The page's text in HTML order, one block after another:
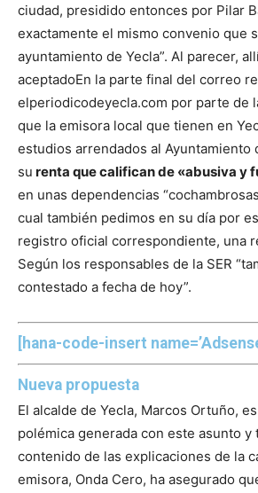
ciudad, presidido entonces por Pilar
exactamente el mismo convenio que
ayuntamiento de Yecla”. Al parecer,
aceptadoEn la parte final del correo
elperiodicodeyecla.com por parte de
que la emisora local que tienen en
estudios arrendados al Ayuntamiento
su renta que califican de «abusiva y
en unas dependencias
cual también pedimos en su día por
registro oficial correspondiente, una
Según los responsables de la SER
contestado a fecha de hoy”.
[hana-code-insert
Nueva propuesta
El alcalde de Yecla, Marcos Ortuño,
polémica generada con este asunto y
contenido de las explicaciones de la
emisora, Onda Cero, ha asegurado